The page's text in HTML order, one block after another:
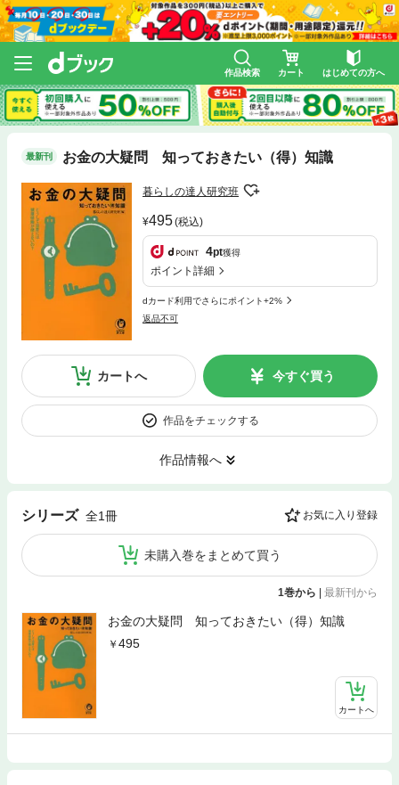
作品検索 カート はじめての方へ
最新刊 お金の大疑問 知っておきたい（得）知識
暮らしの達人研究班
495(税込)
4pt獲得
ポイント詳細
dカード利用でさらにポイント+2%
返品不可
カートへ 今すぐ買う
作品をチェックする
作品情報へ
シリーズ 全1冊 お気に入り登録
未購入巻をまとめて買う
1巻から | 最新刊から
お金の大疑問 知っておきたい（得）知識
495
カートへ